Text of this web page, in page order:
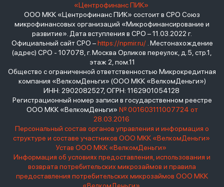
«Центрофинанс ПИК»
ООО МКК «Центрофинанс ПИК» состоит в СРО Союз
микрофинансовых организаций «Микрофинансирование и
развитие». Дата вступления в СРО – 11.03.2022 г.
Официальный сайт СРО –https://npmir.ru/. Местонахождение
(адрес) СРО - 107078, г. Москва Орликов переулок, д.5, стр.1,
этаж 2, пом.11
Общество с ограниченной ответственностью Микрокредитная
компания «ВелкомДеньги» (ООО МКК «ВелкомДеньги»)
ИНН: 2902082527, ОГРН: 1162901054128
Регистрационный номер записи в государственном реестре
ООО МКК «ВелкомДеньги» № 001603111007724 от
28.03.2016
Персональный состав органов управления и информация о
структуре и составе участников ООО МКК «ВелкомДеньги»
Устав ООО МКК «ВелкомДеньги»
Информация об условиях предоставления, использования и
возврата потребительских микрозаймов и правила
предоставления потребительских микрозаймов ООО МКК